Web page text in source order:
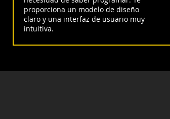
proporciona un modelo de diseño
claro y una interfaz de usuario muy
intuitiva.